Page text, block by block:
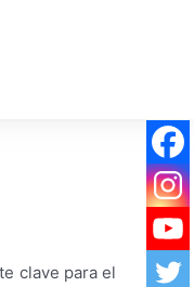
clave para el